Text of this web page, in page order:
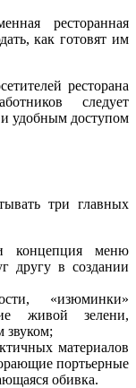
ресторанная
как готовят им
ресторана
следует
удобным доступом
три главных
концепция меню
другу в создании
«изюминки»
живой зелени,
звуком;
материалов
портьерные
обивка.